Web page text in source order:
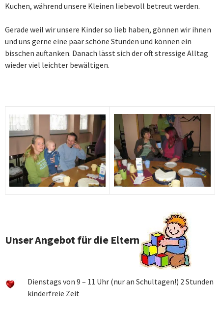
Kuchen, während unsere Kleinen liebevoll betreut werden.
Gerade weil wir unsere Kinder so lieb haben, gönnen wir ihnen
und uns gerne eine paar schöne Stunden und können ein
bisschen auftanken. Danach lässt sich der oft stressige Alltag
wieder viel leichter bewältigen.
Unser Angebot für die Eltern
Dienstags von 9 – 11 Uhr (nur an Schultagen!) 2 Stunden
kinderfreie Zeit